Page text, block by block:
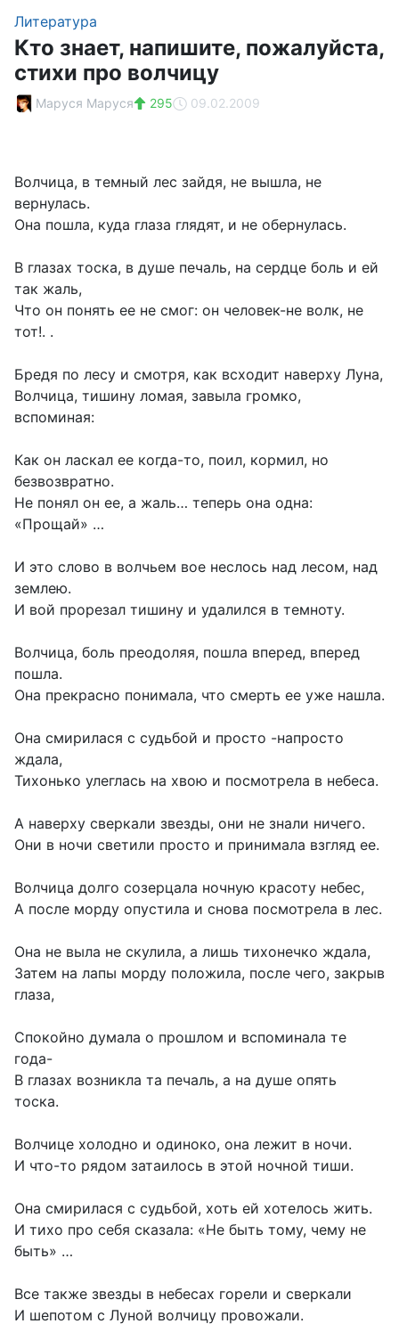
Литература
Кто знает, напишите, пожалуйста,
стихи про волчицу
Маруся Маруся 295 09.02.2009
Волчица, в темный лес зайдя, не вышла, не
вернулась.
Она пошла, куда глаза глядят, и не обернулась.
В глазах тоска, в душе печаль, на сердце боль и ей
так жаль,
Что он понять ее не смог: он человек-не волк, не
тот!. .
Бредя по лесу и смотря, как всходит наверху Луна,
Волчица, тишину ломая, завыла громко,
вспоминая:
Как он ласкал ее когда-то, поил, кормил, но
безвозвратно.
Не понял он ее, а жаль… теперь она одна:
«Прощай» …
И это слово в волчьем вое неслось над лесом, над
землею.
И вой прорезал тишину и удалился в темноту.
Волчица, боль преодоляя, пошла вперед, вперед
пошла.
Она прекрасно понимала, что смерть ее уже нашла.
Она смирилася с судьбой и просто -напросто
ждала,
Тихонько улеглась на хвою и посмотрела в небеса.
А наверху сверкали звезды, они не знали ничего.
Они в ночи светили просто и принимала взгляд ее.
Волчица долго созерцала ночную красоту небес,
А после морду опустила и снова посмотрела в лес.
Она не выла не скулила, а лишь тихонечко ждала,
Затем на лапы морду положила, после чего, закрыв
глаза,
Спокойно думала о прошлом и вспоминала те
года-
В глазах возникла та печаль, а на душе опять
тоска.
Волчице холодно и одиноко, она лежит в ночи.
И что-то рядом затаилось в этой ночной тиши.
Она смирилася с судьбой, хоть ей хотелось жить.
И тихо про себя сказала: «Не быть тому, чему не
быть» …
Все также звезды в небесах горели и сверкали
И шепотом с Луной волчицу провожали.